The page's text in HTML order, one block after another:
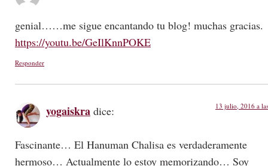
genial……me sigue encantando tu blog! muchas gracias.
https://youtu.be/GeIlKnnPOKE
Responder
yogaiskra dice: 13 julio, 2016 a
Fascinante… El Hanuman Chalisa es verdaderamente
hermoso… Actualmente lo estoy memorizando… Soy